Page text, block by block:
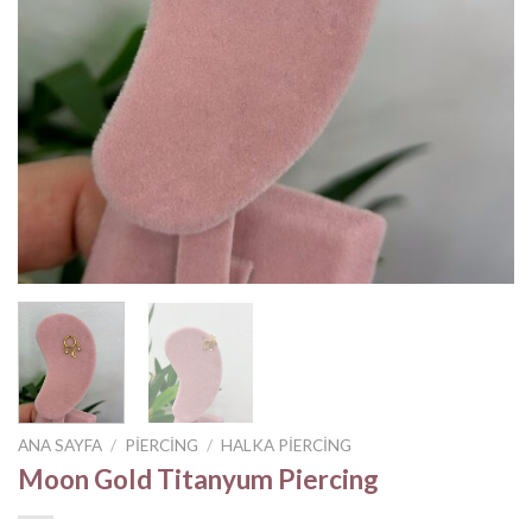
ANA SAYFA / PIERCING / HALKA PIERCING
Moon Gold Titanyum Piercing